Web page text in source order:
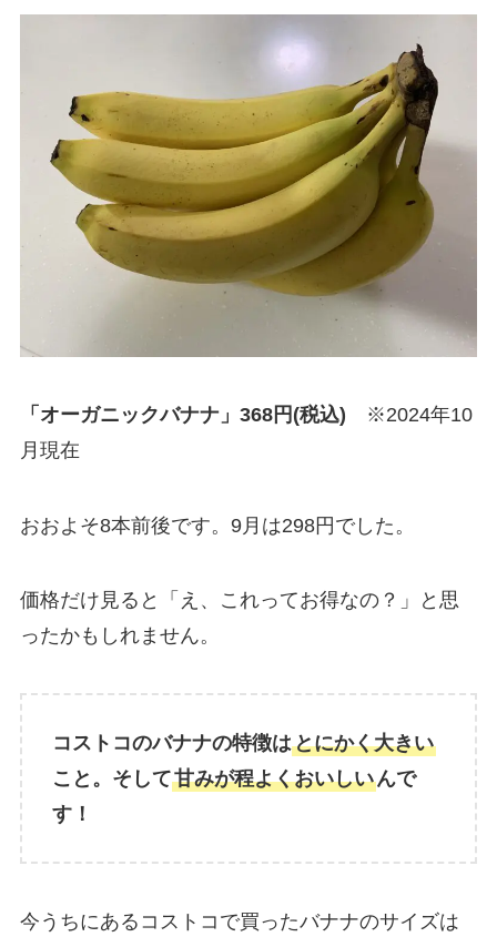
「オーガニックバナナ」368円(税込)
※2024年10
月現在
おおよそ8本前後です。9月は298円でした。
価格だけ見ると「え、これってお得なの？」と思
ったかもしれません。
コストコのバナナの特徴はとにかく大きい
こと。そして甘みが程よくおいしいんで
す！
今うちにあるコストコで買ったバナナのサイズは